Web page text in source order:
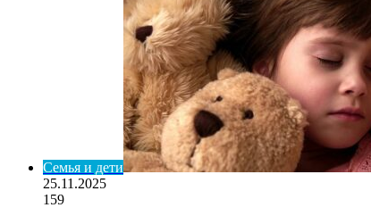
Семья и дети
25.11.2025
159